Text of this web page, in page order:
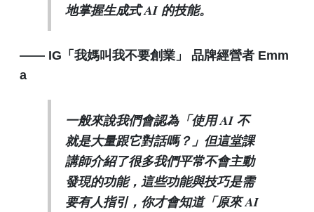
地掌握生成式 AI 的技能。
—— IG「我媽叫我不要創業」 品牌經營者 Emm
a
一般來說我們會認為「使用 AI 不
就是大量跟它對話嗎？」但這堂課
講師介紹了很多我們平常不會主動
發現的功能，這些功能與技巧是需
要有人指引，你才會知道「原來 AI